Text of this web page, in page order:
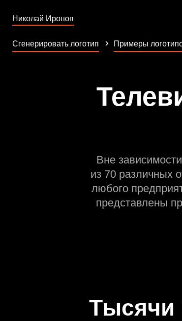
Николай Иронов
Сгенерировать логотип Примеры
Вне
из 70 различных
любого
представлены
Тысячи